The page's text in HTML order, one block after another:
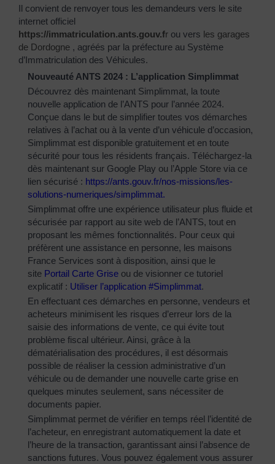
Il convient de renvoyer tous les demandeurs vers le site
internet officiel
https://immatriculation.ants.gouv.fr ou vers les garages
de Dordogne , agréés par la préfecture au Système
d’Immatriculation des Véhicules.
Nouveauté ANTS 2024 : L’application Simplimmat
Découvrez dès maintenant Simplimmat, la toute
nouvelle application de l’ANTS pour l’année 2024.
Conçue dans le but de simplifier toutes vos démarches
relatives à l’achat ou à la vente d’un véhicule d’occasion,
Simplimmat est disponible gratuitement et en toute
sécurité pour tous les résidents français. Téléchargez-la
dès maintenant sur Google Play ou l’Apple Store via ce
lien sécurisé : https://ants.gouv.fr/nos-missions/les-
solutions-numeriques/simplimmat.
Simplimmat offre une expérience utilisateur plus fluide et
sécurisée par rapport au site web de l’ANTS, tout en
proposant les mêmes fonctionnalités. Pour ceux qui
préfèrent une assistance en personne, les maisons
France Services sont à disposition, ainsi que le
site Portail Carte Grise ou de visionner ce tutoriel
explicatif : Utiliser l’application #Simplimmat.
En effectuant ces démarches en personne, vendeurs et
acheteurs minimisent les risques d’erreur lors de la
saisie des informations de vente, ce qui évite tout
problème fiscal ultérieur. Ainsi, grâce à la
dématérialisation des procédures, il est désormais
possible de réaliser la cession administrative d’un
véhicule ou de demander une nouvelle carte grise en
quelques minutes seulement, sans nécessiter de
documents papier.
Simplimmat permet de vérifier en temps réel l’identité de
l’acheteur, en enregistrant automatiquement la date et
l’heure de la transaction, garantissant ainsi l’absence de
sanctions futures. Vous pouvez également vous assurer